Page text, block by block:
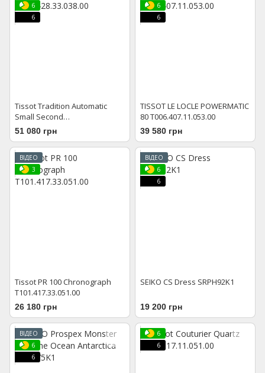
6
6
Tissot Tradition Automatic
Small Second
T063.428.33.038.00
51 080 грн
6
6
TISSOT LE LOCLE POWERMATIC
80 T006.407.11.053.00
39 580 грн
ВІДЕО
3
Tissot PR 100 Chronograph
T101.417.33.051.00
26 180 грн
ВІДЕО
6
6
SEIKO CS Dress SRPH92K1
19 200 грн
ВІДЕО
6
6
6
6